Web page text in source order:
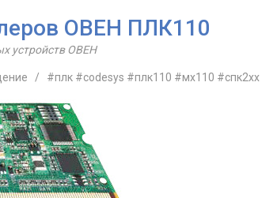
ОВЕН ПЛК110
устройств ОВЕН
/ #плк #codesys #плк110 #мх110 #спк2хх